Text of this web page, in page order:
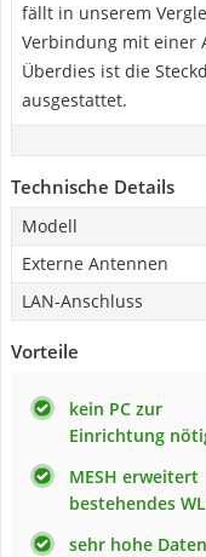
fällt in unserem
Verbindung mit einer
Überdies ist die
ausgestattet.
Technische Details
Modell
Externe Antennen
LAN-Anschluss
Vorteile
kein PC zur
Einrichtung
MESH erweitert
bestehendes
sehr hohe